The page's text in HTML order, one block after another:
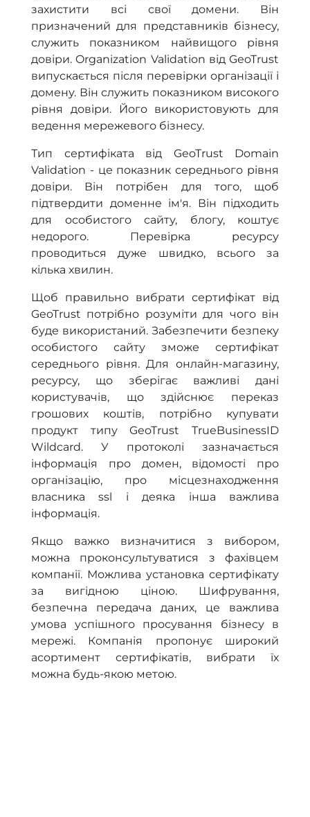
захистити всі свої домени. Він
призначений для представників бізнесу,
служить показником найвищого рівня
довіри. Organization Validation від GeoTrust
випускається після перевірки організації і
домену. Він служить показником високого
рівня довіри. Його використовують для
ведення мережевого бізнесу.
Тип сертифіката від GeoTrust Domain
Validation - це показник середнього рівня
довіри. Він потрібен для того, щоб
підтвердити доменне ім'я. Він підходить
для особистого сайту, блогу, коштує
недорого. Перевірка ресурсу
проводиться дуже швидко, всього за
кілька хвилин.
Щоб правильно вибрати сертифікат від
GeoTrust потрібно розуміти для чого він
буде використаний. Забезпечити безпеку
особистого сайту зможе сертифікат
середнього рівня. Для онлайн-магазину,
ресурсу, що зберігає важливі дані
користувачів, що здійснює переказ
грошових коштів, потрібно купувати
продукт типу GeoTrust TrueBusinessID
Wildcard. У протоколі зазначається
інформація про домен, відомості про
організацію, про місцезнаходження
власника ssl і деяка інша важлива
інформація.
Якщо важко визначитися з вибором,
можна проконсультуватися з фахівцем
компанії. Можлива установка сертифікату
за вигідною ціною. Шифрування,
безпечна передача даних, це важлива
умова успішного просування бізнесу в
мережі. Компанія пропонує широкий
асортимент сертифікатів, вибрати їх
можна будь-якою метою.